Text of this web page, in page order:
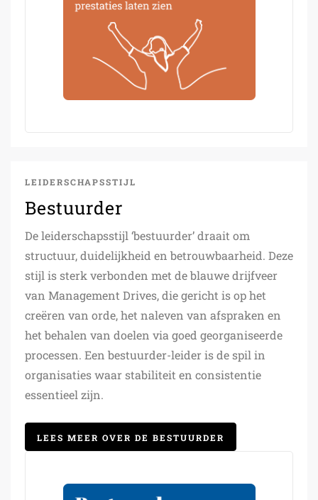
LEIDERSCHAPSSTIJL
Bestuurder
De leiderschapsstijl ‘bestuurder’ draait om
structuur, duidelijkheid en betrouwbaarheid. Deze
stijl is sterk verbonden met de blauwe drijfveer
van Management Drives, die gericht is op het
creëren van orde, het naleven van afspraken en
het behalen van doelen via goed georganiseerde
processen. Een bestuurder-leider is de spil in
organisaties waar stabiliteit en consistentie
essentieel zijn.
LEES MEER OVER DE BESTUURDER